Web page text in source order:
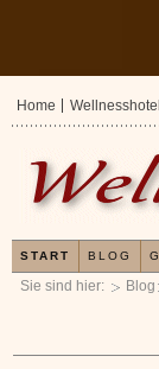
Sie sind hier: Blog
Home Wellnesshotel
START BLOG